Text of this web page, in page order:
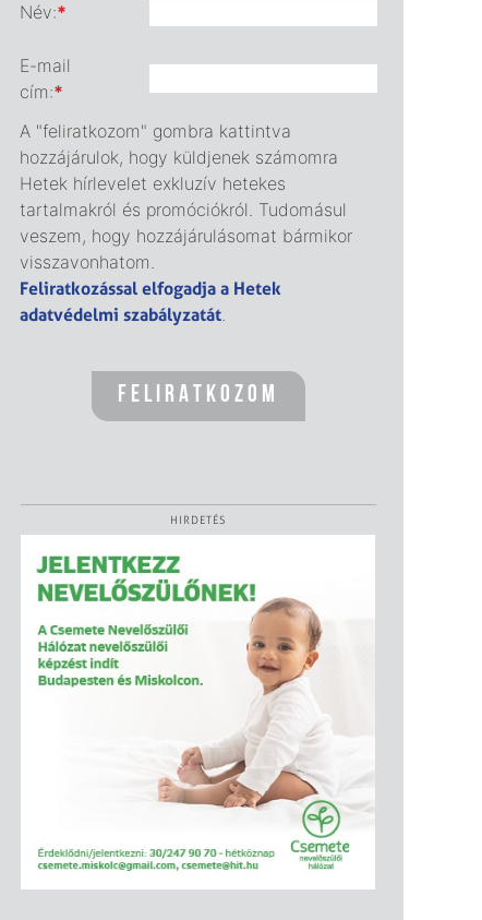
Név:*
E-mail
cím:*
A "feliratkozom" gombra kattintva
hozzájárulok, hogy küldjenek számomra
Hetek hírlevelet exkluzív hetekes
tartalmakról és promóciókról. Tudomásul
veszem, hogy hozzájárulásomat bármikor
visszavonhatom.
Feliratkozással elfogadja a Hetek
adatvédelmi szabályzatát.
HIRDETÉS